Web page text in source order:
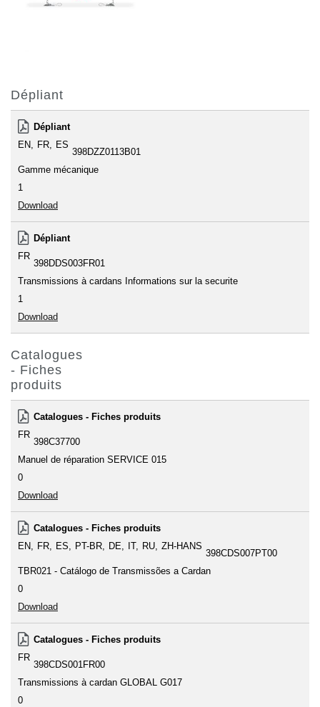
Dépliant
Dépliant
EN
FR ES
398DZZ0113B01
Gamme mécanique
1
Download
Dépliant
FR
398DDS003FR01
Transmissions à cardans Informations sur la securite
1
Download
Catalogues
- Fiches
produits
Catalogues - Fiches produits
FR
398C37700
Manuel de réparation SERVICE 015
0
Download
Catalogues - Fiches produits
EN
FR ES PT-BR DE IT RU ZH-HANS
398CDS007PT00
TBR021 - Catálogo de Transmissões a Cardan
0
Download
Catalogues - Fiches produits
FR
398CDS001FR00
Transmissions à cardan GLOBAL G017
0